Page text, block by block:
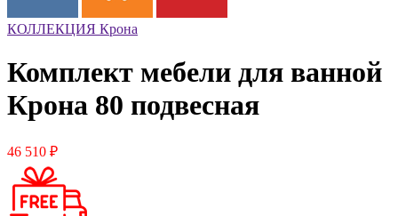
КОЛЛЕКЦИЯ Крона
Комплект мебели для ванной
Крона 80 подвесная
46 510 ₽